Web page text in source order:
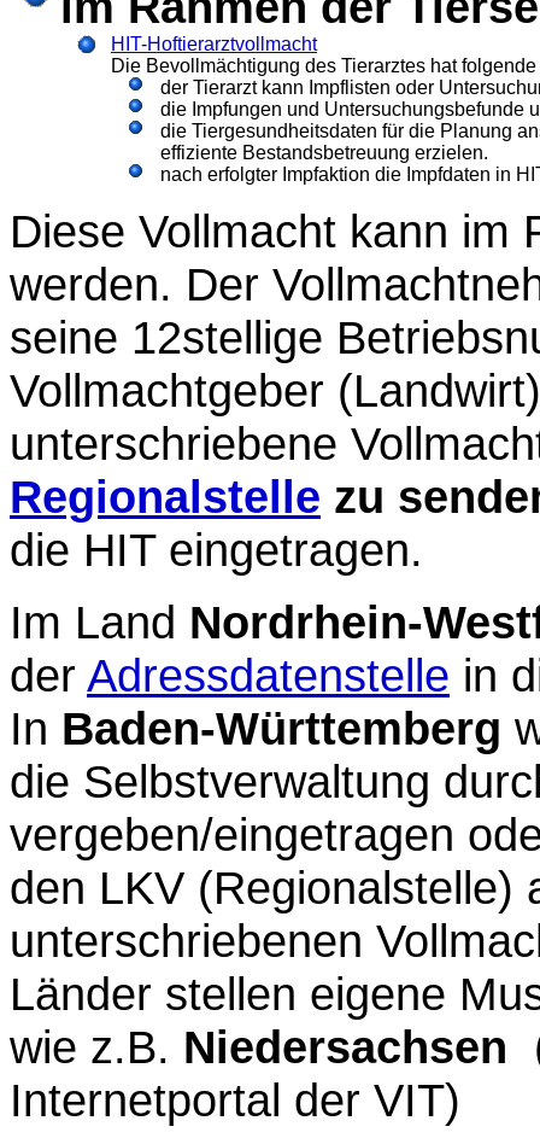
HIT-Hoftierarztvollmacht
Die Bevollmächtigung des Tierarztes hat
der Tierarzt kann Impflisten oder
die Impfungen und Untersuchungsbefunde
die Tiergesundheitsdaten für die Planung
effiziente Bestandsbetreuung erzielen.
nach erfolgter Impfaktion die Impfdaten in
Diese Vollmacht kann im
werden. Der
seine 12stellige
Vollmachtgeber
unterschriebene
Regionalstelle zu
die HIT eingetragen.
Im Land Nordrhein-
der Adressdatenstelle in
In Baden-Württemberg
die Selbstverwaltung
vergeben/eingetragen
den LKV (Regionalstelle)
unterschriebenen
Länder stellen eigene
wie z.B. Niedersachsen
Internetportal der VIT)